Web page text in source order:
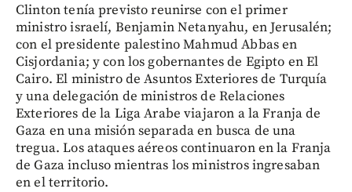
Clinton tenía previsto reunirse con el primer
ministro israelí, Benjamin Netanyahu, en Jerusalén;
con el presidente palestino Mahmud Abbas en
Cisjordania; y con los gobernantes de Egipto en El
Cairo. El ministro de Asuntos Exteriores de Turquía
y una delegación de ministros de Relaciones
Exteriores de la Liga Arabe viajaron a la Franja de
Gaza en una misión separada en busca de una
tregua. Los ataques aéreos continuaron en la Franja
de Gaza incluso mientras los ministros ingresaban
en el territorio.